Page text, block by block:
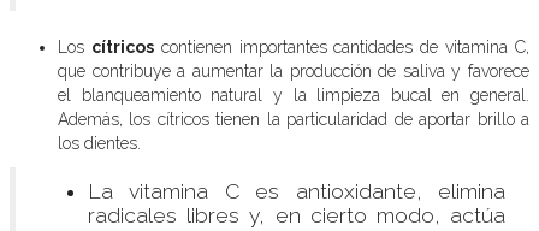
Los cítricoscontienen importantes cantidades de vitamina C,
que contribuye a aumentar la producción de saliva y favorece
el blanqueamiento natural y la limpieza bucal en general.
Además, los cítricos tienen la particularidad de aportar brillo a
los dientes.
La vitamina C es antioxidante, elimina
radicales libres y, en cierto modo, actúa